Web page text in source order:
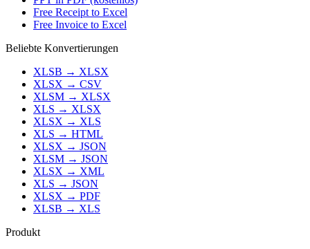
Free Receipt to Excel
Free Invoice to Excel
Beliebte Konvertierungen
XLSB → XLSX
XLSX → CSV
XLSM → XLSX
XLS → XLSX
XLSX → XLS
XLS → HTML
XLSX → JSON
XLSM → JSON
XLSX → XML
XLS → JSON
XLSX → PDF
XLSB → XLS
Produkt